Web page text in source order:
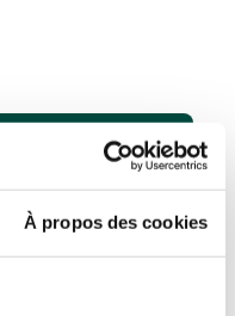
À propos des cookies